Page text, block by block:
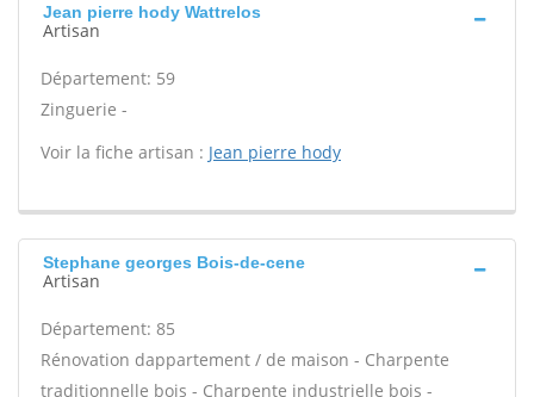
Jean pierre hody Wattrelos
Artisan
Département: 59
Zinguerie -
Voir la fiche artisan : Jean pierre hody
Stephane georges Bois-de-cene
Artisan
Département: 85
Rénovation dappartement / de maison - Charpente
traditionnelle bois - Charpente industrielle bois -